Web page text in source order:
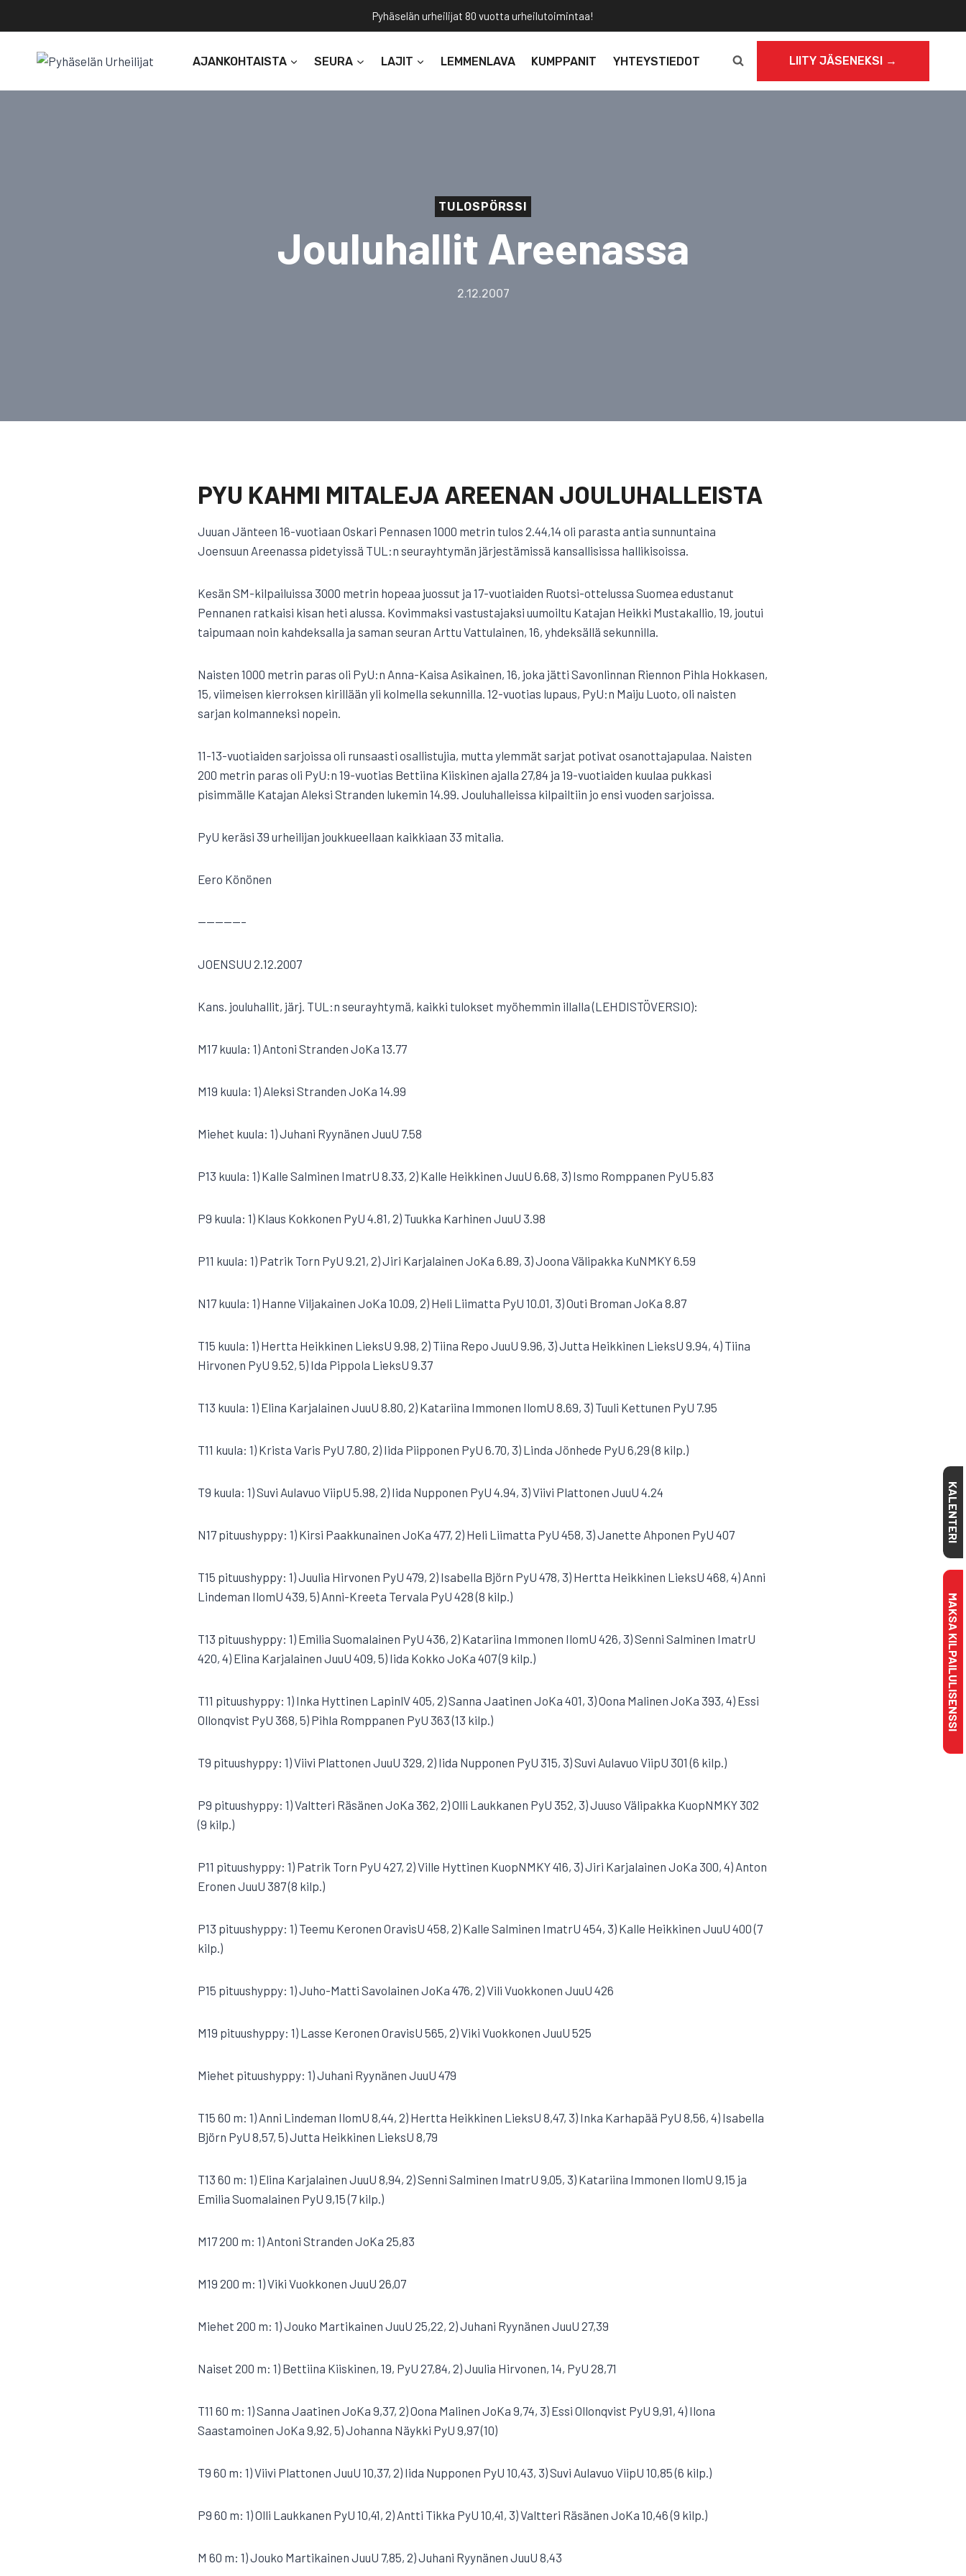
sisältöön
Pyhäselän urheilijat 80 vuotta urheilutoimintaa!
AJANKOHTAISTA SEURA LAJIT LEMMENLAVA KUMPPANIT YHTEYSTIEDOT LIITY JÄSENEKSI →
TULOSPÖRSSI
Jouluhallit Areenassa
2.12.2007
PYU KAHMI MITALEJA AREENAN JOULUHALLEISTA
Juuan Jänteen 16-vuotiaan Oskari Pennasen 1000 metrin tulos 2.44,14 oli parasta antia sunnuntaina
Joensuun Areenassa pidetyissä TUL:n seurayhtymän järjestämissä kansallisissa hallikisoissa.
Kesän SM-kilpailuissa 3000 metrin hopeaa juossut ja 17-vuotiaiden Ruotsi-ottelussa Suomea edustanut
Pennanen ratkaisi kisan heti alussa. Kovimmaksi vastustajaksi uumoiltu Katajan Heikki Mustakallio, 19, joutui
taipumaan noin kahdeksalla ja saman seuran Arttu Vattulainen, 16, yhdeksällä sekunnilla.
Naisten 1000 metrin paras oli PyU:n Anna-Kaisa Asikainen, 16, joka jätti Savonlinnan Riennon Pihla Hokkasen,
15, viimeisen kierroksen kirillään yli kolmella sekunnilla. 12-vuotias lupaus, PyU:n Maiju Luoto, oli naisten
sarjan kolmanneksi nopein.
11-13-vuotiaiden sarjoissa oli runsaasti osallistujia, mutta ylemmät sarjat potivat osanottajapulaa. Naisten
200 metrin paras oli PyU:n 19-vuotias Bettiina Kiiskinen ajalla 27,84 ja 19-vuotiaiden kuulaa pukkasi
pisimmälle Katajan Aleksi Stranden lukemin 14.99. Jouluhalleissa kilpailtiin jo ensi vuoden sarjoissa.
PyU keräsi 39 urheilijan joukkueellaan kaikkiaan 33 mitalia.
Eero Könönen
—————–
JOENSUU 2.12.2007
Kans. jouluhallit, järj. TUL:n seurayhtymä, kaikki tulokset myöhemmin illalla (LEHDISTÖVERSIO):
M17 kuula: 1) Antoni Stranden JoKa 13.77
M19 kuula: 1) Aleksi Stranden JoKa 14.99
Miehet kuula: 1) Juhani Ryynänen JuuU 7.58
P13 kuula: 1) Kalle Salminen ImatrU 8.33, 2) Kalle Heikkinen JuuU 6.68, 3) Ismo Romppanen PyU 5.83
P9 kuula: 1) Klaus Kokkonen PyU 4.81, 2) Tuukka Karhinen JuuU 3.98
P11 kuula: 1) Patrik Torn PyU 9.21, 2) Jiri Karjalainen JoKa 6.89, 3) Joona Välipakka KuNMKY 6.59
N17 kuula: 1) Hanne Viljakainen JoKa 10.09, 2) Heli Liimatta PyU 10.01, 3) Outi Broman JoKa 8.87
T15 kuula: 1) Hertta Heikkinen LieksU 9.98, 2) Tiina Repo JuuU 9.96, 3) Jutta Heikkinen LieksU 9.94, 4) Tiina
Hirvonen PyU 9.52, 5) Ida Pippola LieksU 9.37
T13 kuula: 1) Elina Karjalainen JuuU 8.80, 2) Katariina Immonen IlomU 8.69, 3) Tuuli Kettunen PyU 7.95
T11 kuula: 1) Krista Varis PyU 7.80, 2) Iida Piipponen PyU 6.70, 3) Linda Jönhede PyU 6,29 (8 kilp.)
T9 kuula: 1) Suvi Aulavuo ViipU 5.98, 2) Iida Nupponen PyU 4.94, 3) Viivi Plattonen JuuU 4.24
N17 pituushyppy: 1) Kirsi Paakkunainen JoKa 477, 2) Heli Liimatta PyU 458, 3) Janette Ahponen PyU 407
T15 pituushyppy: 1) Juulia Hirvonen PyU 479, 2) Isabella Björn PyU 478, 3) Hertta Heikkinen LieksU 468, 4) Anni
Lindeman IlomU 439, 5) Anni-Kreeta Tervala PyU 428 (8 kilp.)
T13 pituushyppy: 1) Emilia Suomalainen PyU 436, 2) Katariina Immonen IlomU 426, 3) Senni Salminen ImatrU
420, 4) Elina Karjalainen JuuU 409, 5) Iida Kokko JoKa 407 (9 kilp.)
T11 pituushyppy: 1) Inka Hyttinen LapinlV 405, 2) Sanna Jaatinen JoKa 401, 3) Oona Malinen JoKa 393, 4) Essi
Ollonqvist PyU 368, 5) Pihla Romppanen PyU 363 (13 kilp.)
T9 pituushyppy: 1) Viivi Plattonen JuuU 329, 2) Iida Nupponen PyU 315, 3) Suvi Aulavuo ViipU 301 (6 kilp.)
P9 pituushyppy: 1) Valtteri Räsänen JoKa 362, 2) Olli Laukkanen PyU 352, 3) Juuso Välipakka KuopNMKY 302
(9 kilp.)
P11 pituushyppy: 1) Patrik Torn PyU 427, 2) Ville Hyttinen KuopNMKY 416, 3) Jiri Karjalainen JoKa 300, 4) Anton
Eronen JuuU 387 (8 kilp.)
P13 pituushyppy: 1) Teemu Keronen OravisU 458, 2) Kalle Salminen ImatrU 454, 3) Kalle Heikkinen JuuU 400 (7
kilp.)
P15 pituushyppy: 1) Juho-Matti Savolainen JoKa 476, 2) Vili Vuokkonen JuuU 426
M19 pituushyppy: 1) Lasse Keronen OravisU 565, 2) Viki Vuokkonen JuuU 525
Miehet pituushyppy: 1) Juhani Ryynänen JuuU 479
T15 60 m: 1) Anni Lindeman IlomU 8,44, 2) Hertta Heikkinen LieksU 8,47, 3) Inka Karhapää PyU 8,56, 4) Isabella
Björn PyU 8,57, 5) Jutta Heikkinen LieksU 8,79
T13 60 m: 1) Elina Karjalainen JuuU 8,94, 2) Senni Salminen ImatrU 9,05, 3) Katariina Immonen IlomU 9,15 ja
Emilia Suomalainen PyU 9,15 (7 kilp.)
M17 200 m: 1) Antoni Stranden JoKa 25,83
M19 200 m: 1) Viki Vuokkonen JuuU 26,07
Miehet 200 m: 1) Jouko Martikainen JuuU 25,22, 2) Juhani Ryynänen JuuU 27,39
Naiset 200 m: 1) Bettiina Kiiskinen, 19, PyU 27,84, 2) Juulia Hirvonen, 14, PyU 28,71
T11 60 m: 1) Sanna Jaatinen JoKa 9,37, 2) Oona Malinen JoKa 9,74, 3) Essi Ollonqvist PyU 9,91, 4) Ilona
Saastamoinen JoKa 9,92, 5) Johanna Näykki PyU 9,97 (10)
T9 60 m: 1) Viivi Plattonen JuuU 10,37, 2) Iida Nupponen PyU 10,43, 3) Suvi Aulavuo ViipU 10,85 (6 kilp.)
P9 60 m: 1) Olli Laukkanen PyU 10,41, 2) Antti Tikka PyU 10,41, 3) Valtteri Räsänen JoKa 10,46 (9 kilp.)
M 60 m: 1) Jouko Martikainen JuuU 7,85, 2) Juhani Ryynänen JuuU 8,43
KALENTERI
MAKSA KILPAILULISENSSI